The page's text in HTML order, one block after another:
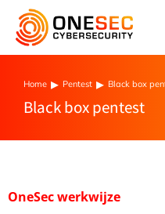
You are here:
Home Pentest Black box
Black box pentest
OneSec werkwijze